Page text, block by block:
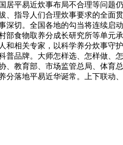
居平易近炊事布局不合理等问题
、指导人们合理炊事要求的全面
深切。全国各地的勾当将连续
部食物取养分成长研究所等单元
和相关专家，以科学养分炊事守
普品牌。大师怎样选、怎样做、
、教育部、市场监管总局、体
分落地平易近华诞常。上下联动